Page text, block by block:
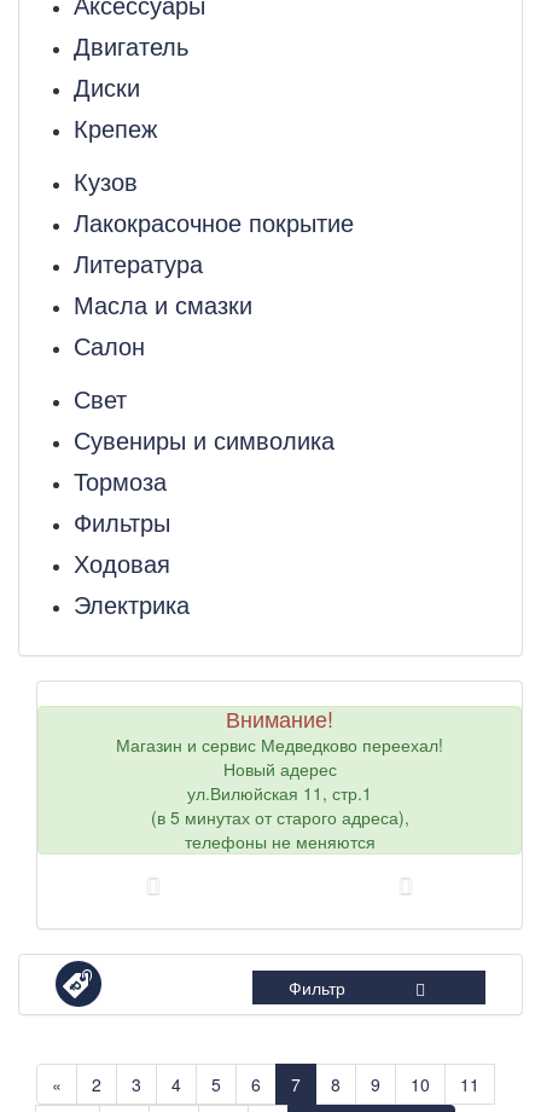
Двигатель
Диски
Крепеж
Кузов
Лакокрасочное покрытие
Литература
Масла и смазки
Салон
Свет
Сувениры и символика
Тормоза
Фильтры
Ходовая
Электрика
Внимание!
Магазин и сервис Медведково переехал!
Новый адерес
ул.Вилюйская 11, стр.1
(в 5 минутах от старого адреса),
телефоны не меняются
Фильтр
« 2 3 4 5 6 7 8 9 10
11